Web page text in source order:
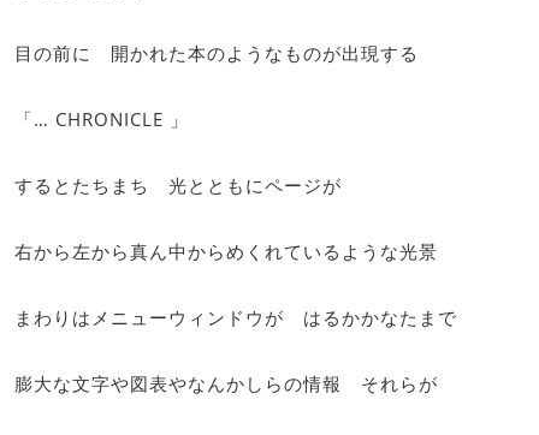
目の前に 開かれた本のようなものが出現する
「… CHRONICLE 」
するとたちまち 光とともにページが
右から左から真ん中からめくれているような光景
まわりはメニューウィンドウが はるかかなたまで
膨大な文字や図表やなんかしらの情報 それらが